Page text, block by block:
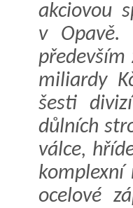
akciovou
v Opavě.
především
miliardy
šesti
důlních
válce,
komplexní
ocelové